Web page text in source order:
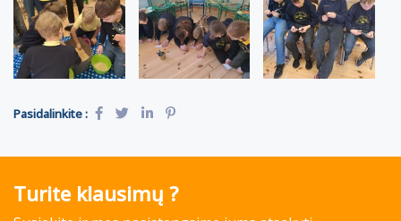
Pasidalinkite :
Turite klausimų ?